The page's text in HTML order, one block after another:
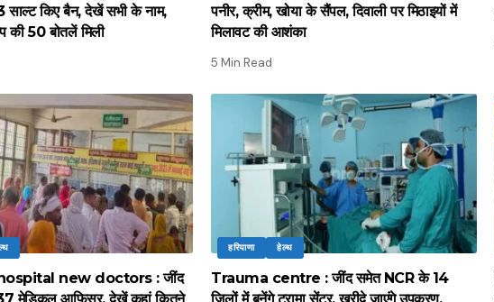
किए बैन, देखें सभी के नाम,
की 50 बोतलें मिली
पनीर, क्रीम, खोया के सैंपल, दिवाली पर मिठाइयों में
मिलावट की आशंका
5 Min Read
new doctors : जींद
हरियाणा हेल्थ
Trauma centre : जींद समेत NCR के 14